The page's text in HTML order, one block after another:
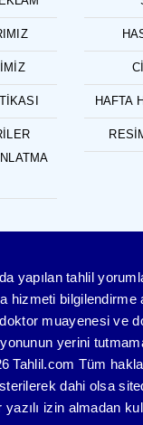
HAFTA
yapılan tahlil
hizmeti bilgilendirme
muayenesi ve
yerini
Tahlil.com Tüm
dahi olsa
izin almadan